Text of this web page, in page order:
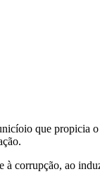
que propicia
corrupção, ao